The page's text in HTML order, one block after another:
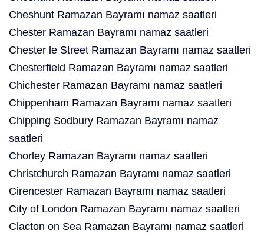
Cheshunt Ramazan Bayramı namaz saatleri
Chester Ramazan Bayramı namaz saatleri
Chester le Street Ramazan Bayramı namaz saatleri
Chesterfield Ramazan Bayramı namaz saatleri
Chichester Ramazan Bayramı namaz saatleri
Chippenham Ramazan Bayramı namaz saatleri
Chipping Sodbury Ramazan Bayramı namaz
saatleri
Chorley Ramazan Bayramı namaz saatleri
Christchurch Ramazan Bayramı namaz saatleri
Cirencester Ramazan Bayramı namaz saatleri
City of London Ramazan Bayramı namaz saatleri
Clacton on Sea Ramazan Bayramı namaz saatleri